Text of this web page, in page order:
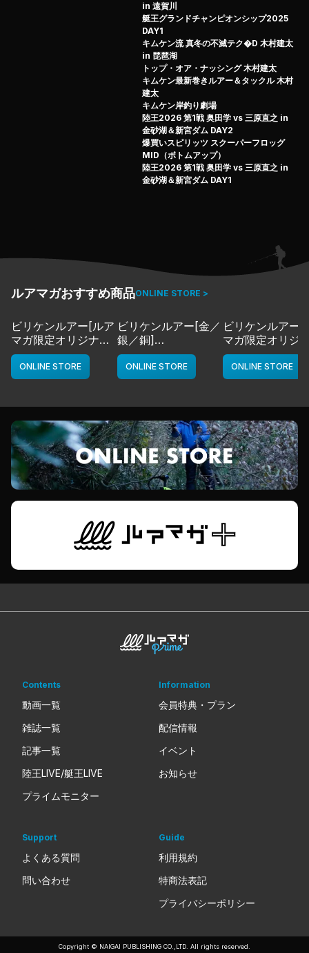
in 遠賀川
艇王グランドチャンピオンシップ2025
DAY1
キムケン流 真冬の不滅テク�D 木村建太
in 琵琶湖
トップ・オア・ナッシング 木村建太
キムケン最新巻きルアー＆タックル 木村
建太
キムケン岸釣り劇場
陸王2026 第1戦 奥田学 vs 三原直之 in
金砂湖＆新宮ダム DAY2
爆買いスピリッツ スクーパーフロッグ
MID（ボトムアップ）
陸王2026 第1戦 奥田学 vs 三原直之 in
金砂湖＆新宮ダム DAY1
ルアマガおすすめ商品ONLINE STORE >
ビリケンルアー[ルア
マガ限定オリジナル
カラー／LMチャー
ト]
deps
ONLINE STORE
ビリケンルアー[金／
銀／銅]
deps
ONLINE STORE
ビリケンルアー[
マガ限定オリジ
カラー／LMボー
ワイト]
deps
ONLINE STORE
Contents
動画一覧
雑誌一覧
記事一覧
陸王LIVE/艇王LIVE
プライムモニター
Information
会員特典・プラン
配信情報
イベント
お知らせ
Support
よくある質問
問い合わせ
Guide
利用規約
特商法表記
プライバシーポリシー
Copyright © NAIGAI PUBLISHING CO.,LTD. All rights reserved.